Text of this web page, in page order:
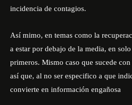
incidencia de contagios.
Así mimo, en temas como la
a estar por debajo de la media, en
primeros. Mismo caso que sucede
así que, al no ser especifico a que
convierte en información engañosa